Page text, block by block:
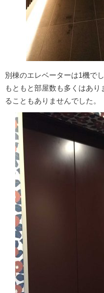
別棟のエレベーターは1機でし
もともと部屋数も多くはあ
ることもありませんでした。